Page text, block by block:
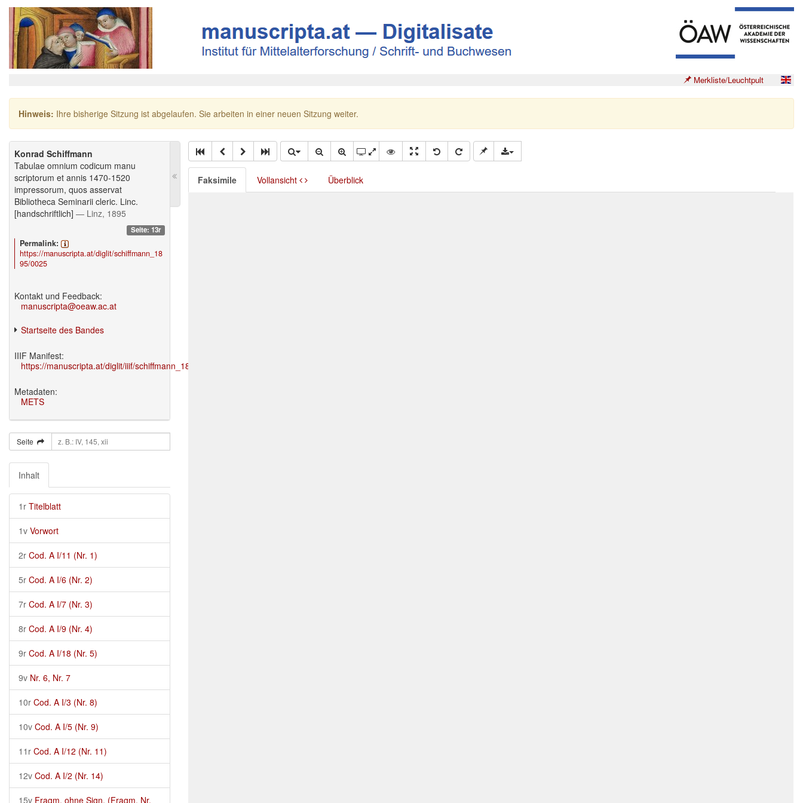
Merkliste/Leuchtpult
Hinweis: Ihre bisherige Sitzung ist abgelaufen. Sie arbeiten in einer neuen Sitzung weiter.
Konrad Schiffmann
Tabulae omnium codicum manu
scriptorum et annis 1470-1520
impressorum, quos asservat
Bibliotheca Seminarii cleric. Linc.
[handschriftlich] — Linz, 1895
Seite: 13r
Permalink:
https://manuscripta.at/diglit/schiffmann_18
95/0025
Kontakt und Feedback:
manuscripta@oeaw.ac.at
Startseite des Bandes
IIIF Manifest:
https://manuscripta.at/diglit/iiif/schiffmann_1895/manifest.json
Metadaten:
METS
Seite
Inhalt
1r Titelblatt
1v Vorwort
2r Cod. A I/11 (Nr. 1)
5r Cod. A I/6 (Nr. 2)
7r Cod. A I/7 (Nr. 3)
8r Cod. A I/9 (Nr. 4)
9r Cod. A I/18 (Nr. 5)
9v Nr. 6, Nr. 7
10r Cod. A I/3 (Nr. 8)
10v Cod. A I/5 (Nr. 9)
11r Cod. A I/12 (Nr. 11)
12v Cod. A I/2 (Nr. 14)
15v Fragm. ohne Sign. (Fragm. Nr.
Faksimile Vollansicht Überblick